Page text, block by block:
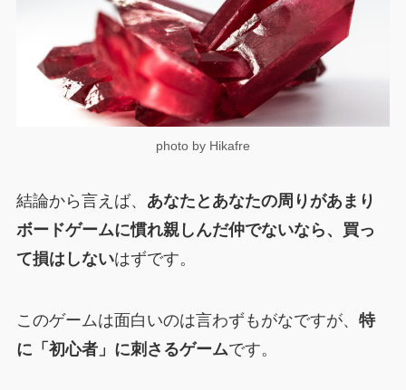
photo by Hikafre
結論から言えば、 あなたとあなたの周りがあまり
ボードゲームに慣れ親しんだ仲でないなら、買っ
て損はしないはずです。
このゲームは面白いのは言わずもがなですが、 特
に「初心者」に刺さるゲームです。